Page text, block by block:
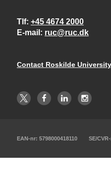
Tlf +45 4674 2000
E-mail
ruc@ruc.dk
Contact Roskilde University
EAN-nr: 5798000418110 SE/